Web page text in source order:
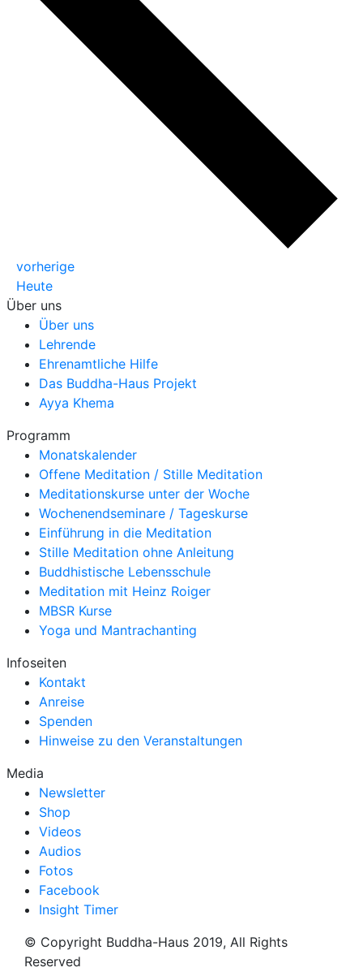
vorherige
Heute
Über uns
Über uns
Lehrende
Ehrenamtliche Hilfe
Das Buddha-Haus Projekt
Ayya Khema
Programm
Monatskalender
Offene Meditation / Stille Meditation
Meditationskurse unter der Woche
Wochenendseminare / Tageskurse
Einführung in die Meditation
Stille Meditation ohne Anleitung
Buddhistische Lebensschule
Meditation mit Heinz Roiger
MBSR Kurse
Yoga und Mantrachanting
Infoseiten
Kontakt
Anreise
Spenden
Hinweise zu den Veranstaltungen
Media
Newsletter
Shop
Videos
Audios
Fotos
Facebook
Insight Timer
© Copyright Buddha-Haus 2019, All Rights
Reserved